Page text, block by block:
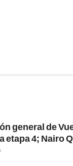
general de
etapa 4; Nairo